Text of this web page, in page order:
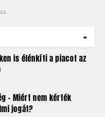
-
is élénkíti a piacot az
– Miért nem kérték
jogát?